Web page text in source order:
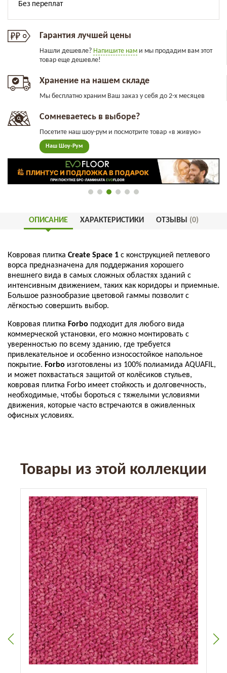
Гарантия лучшей цены
Нашли дешевле? Напишите нам и мы продадим вам этот
товар еще дешевле!
Хранение на нашем складе
Мы бесплатно храним Ваш заказ у себя до 2-х месяцев
Сомневаетесь в выборе?
Посетите наш шоу-рум и посмотрите товар «в живую»
Наш Шоу-Рум
ОПИСАНИЕ ХАРАКТЕРИСТИКИ ОТЗЫВЫ (0)
Ковровая плитка Create Space 1 с конструкцией петлевого
ворса предназначена для поддержания хорошего
внешнего вида в самых сложных областях зданий с
интенсивным движением, таких как коридоры и приемные.
Большое разнообразие цветовой гаммы позволит с
лёгкостью совершить выбор.
Ковровая плитка Forbo подходит для любого вида
коммерческой установки, его можно монтировать с
уверенностью по всему зданию, где требуется
привлекательное и особенно износостойкое напольное
покрытие. Forbo изготовлены из 100% полиамида AQUAFIL,
и может похвастаться защитой от колёсиков стульев,
ковровая плитка Forbo имеет стойкость и долговечность,
необходимые, чтобы бороться с тяжелыми условиями
движения, которые часто встречаются в оживленных
офисных условиях.
Товары из этой коллекции